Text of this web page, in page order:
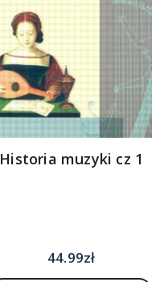
Historia muzyki cz 1
44.99zł